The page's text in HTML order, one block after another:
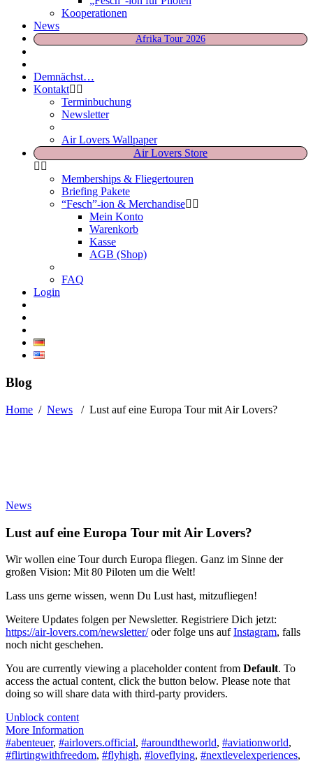
Kooperationen
News
Afrika Tour 2026
Demnächst…
Kontakt
Terminbuchung
Newsletter
Air Lovers Wallpaper
Air Lovers Store
Memberships & Fliegertouren
Briefing Pakete
“Fesch”-ion & Merchandise
Mein Konto
Warenkorb
Kasse
AGB (Shop)
FAQ
Login
Blog
Home / News / Lust auf eine Europa Tour mit Air Lovers?
News
Lust auf eine Europa Tour mit Air Lovers?
Wir wollen eine Tour durch Europa fliegen. Ganz im Sinne der
großen Vision: Mit 80 Piloten um die Welt!
Lass uns gerne wissen, wenn Du Lust hast, mitzufliegen!
Weitere Updates folgen per Newsletter. Registriere Dich jetzt:
https://air-lovers.com/newsletter/oder folge uns aufInstagram, falls
noch nicht geschehen.
You are currently viewing a placeholder content from Default. To
access the actual content, click the button below. Please note that
doing so will share data with third-party providers.
Unblock content
More Information
#abenteuer, #airlovers.official, #aroundtheworld, #aviationworld,
#flirtingwithfreedom, #flyhigh, #loveflying, #nextlevelexperiences,